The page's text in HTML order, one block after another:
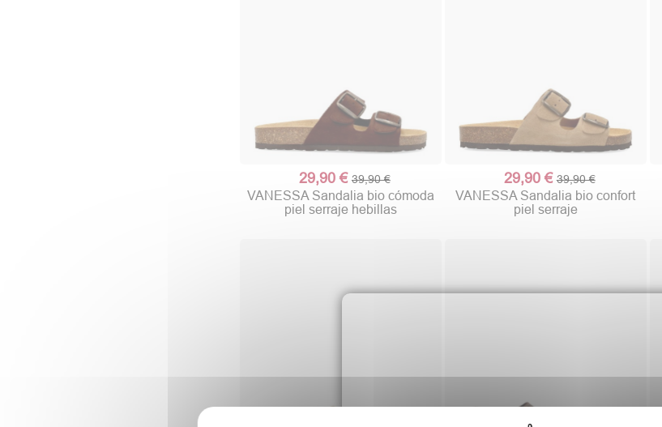
29,90 € 39,90 €
VANESSA Sandalia bio cómoda
piel serraje hebillas
29,90 € 39,90 €
VANESSA Sandalia bio confort
piel serraje